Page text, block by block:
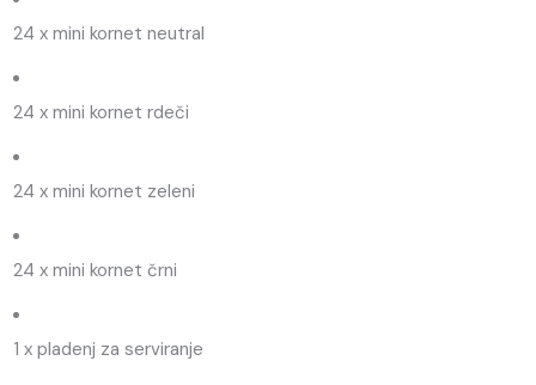
24 x mini kornet neutral
24 x mini kornet rdeči
24 x mini kornet zeleni
24 x mini kornet črni
1 x pladenj za serviranje